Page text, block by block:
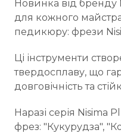
Новинка від бренду
для кожного
педикюру: фрези
Ці інструменти
твердосплаву, що
довговічність та
Наразі серія Nisima
фрез: "Кукурудза",